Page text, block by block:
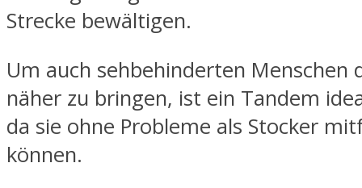
Strecke bewältigen.
Um auch sehbehinderten Menschen
näher zu bringen, ist ein Tandem
da sie ohne Probleme als Stocker
können.